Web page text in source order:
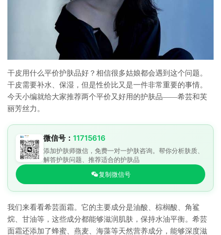
干皮用什么平价护肤品好？相信很多姑娘都会遇到这个问题。
干皮需要补水、保湿，但是性价比又是一件非常重要的事情。
今天小编就给大家推荐两个平价又好用的护肤品——希芸和芙
丽芳丝力。
微信号： 11715616
添加护肤师微信，免费一对一护肤咨询。帮你分析肤质、
解答护肤问题、推荐适合的护肤品
复制微信号
我们来看看希芸面霜。它的主要成分是油酸、棕榈酸、角鲨
烷、甘油等，这些成分都能够滋润肌肤，保持水油平衡。希芸
面霜还添加了蜂蜜、燕麦、海藻等天然营养成分，能够深度滋